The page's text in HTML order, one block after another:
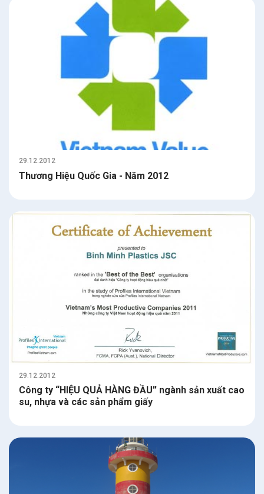
29.12.2012
Thương Hiệu Quốc Gia - Năm 2012
29.12.2012
Công ty “HIỆU QUẢ HÀNG ĐẦU” ngành sản xuất cao
su, nhựa và các sản phẩm giấy